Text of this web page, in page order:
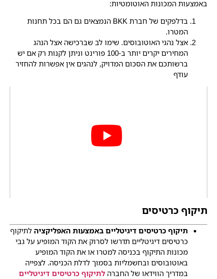
באמצעות המכונות האוטומטיות:
בדלפקים של חברת BKK הנמצאים גם הם בכל תחנות
המטרו.
אצל נהגי האוטובוסים. שימו לב שברכישה אצל הנהג
המחירים יקרים יותר ב-100 פורינט וניתן לקנות רק אם יש
ברשותכם את הסכום המדויק, לנהגים אין אפשרות להחזיר
עודף
תיקוף כרטיסים
תיקוף כרטיסים דיגיטליים באמצעות האפליקציה לתיקוף
כרטיסים דיגיטליים תדרשו לסרוק את הקוד המופיע על גבי
מכונות התיקוף בכניסה למטרו או את הקוד המופיע
באוטובוסים ובחשמליות בסמוך לדלת הכניסה. לצפייה
במדריך הווידאו של החברה לתיקוף כרטיסים דיגיטליים